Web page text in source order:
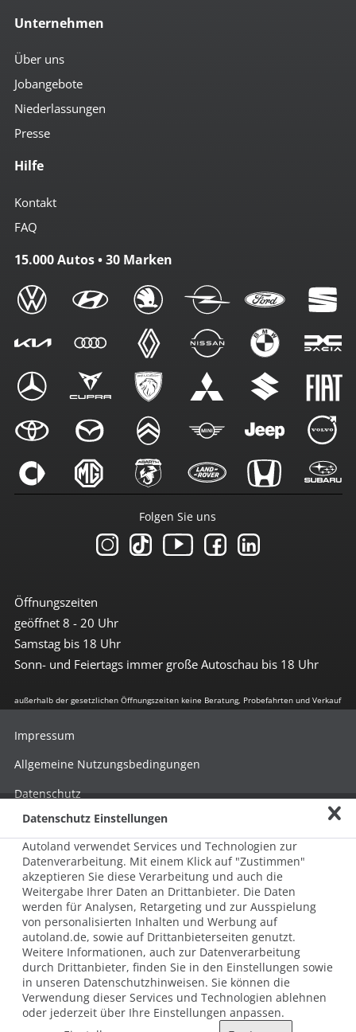
Unternehmen
Über uns
Jobangebote
Niederlassungen
Presse
Hilfe
Kontakt
FAQ
15.000 Autos • 30 Marken
Öffnungszeiten
geöffnet 8 - 20 Uhr
Samstag bis 18 Uhr
Sonn- und Feiertags immer große Autoschau bis 18 Uhr
Folgen Sie uns
außerhalb der gesetzlichen Öffnungszeiten keine Beratung, Probefahrten und Verkauf
© 2026 AUTOLAND 24 SE & Co. Betriebs KG
Werner-von-Siemens-Str. 2, 06796 Brehna, Deutschland
Impressum
Allgemeine Nutzungsbedingungen
Datenschutz
Hinweisgebersystem nach HinSchG
Beschwerde nach LkSG
Grundsatzerklärung zum LkSG
Datenschutz Einstellungen
Autoland verwendet Services und Technologien zur
Datenverarbeitung. Mit einem Klick auf "Zustimmen"
akzeptieren Sie diese Verarbeitung und auch die
Weitergabe Ihrer Daten an Drittanbieter. Die Daten
werden für Analysen, Retargeting und zur Ausspielung
von personalisierten Inhalten und Werbung auf
autoland.de, sowie auf Drittanbieterseiten genutzt.
Weitere Informationen, auch zur Datenverarbeitung
durch Drittanbieter, finden Sie in den Einstellungen sowie
in unseren Datenschutzhinweisen. Sie können die
Verwendung dieser Services und Technologien ablehnen
oder jederzeit über Ihre Einstellungen anpassen.